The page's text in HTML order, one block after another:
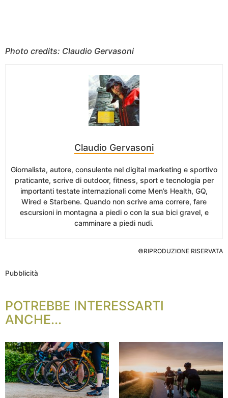
Photo credits: Claudio Gervasoni
Claudio Gervasoni
Giornalista, autore, consulente nel digital marketing e sportivo
praticante, scrive di outdoor, fitness, sport e tecnologia per
importanti testate internazionali come Men’s Health, GQ,
Wired e Starbene. Quando non scrive ama correre, fare
escursioni in montagna a piedi o con la sua bici gravel, e
camminare a piedi nudi.
©RIPRODUZIONE RISERVATA
Pubblicità
POTREBBE INTERESSARTI
ANCHE...